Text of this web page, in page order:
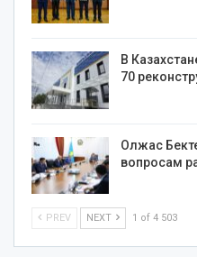
В
70
Олжас
вопросам
PREV NEXT 1 of 4 503